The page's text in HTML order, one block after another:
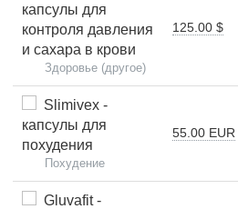
капсулы для
контроля давления
и сахара в крови
Здоровье (другое)
125.00 $
Slimivex -
капсулы для
похудения
Похудение
55.00 EUR
Gluvafit -